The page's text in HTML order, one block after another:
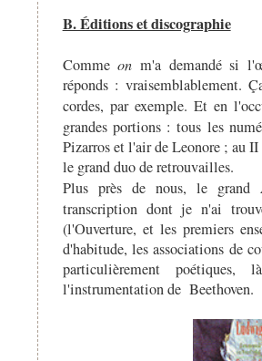
B. Éditions et discographie
Commeon m'a demandé si
réponds : vraisemblablement.
cordes, par exemple. Et en
grandes portions : tous les
Pizarros et l'air de Leonore ; au
le grand duo de retrouvailles.
Plus près de nous, le grand
transcription dont je n'ai
(l'Ouverture, et les premiers
d'habitude, les associations de
particulièrement
l'instrumentation de Beethoven.